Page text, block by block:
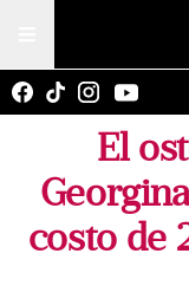
El
costo de